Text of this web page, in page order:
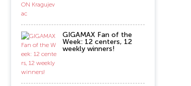
GIGAMAX Fan of the
Week: 12 centers, 12
weekly winners!